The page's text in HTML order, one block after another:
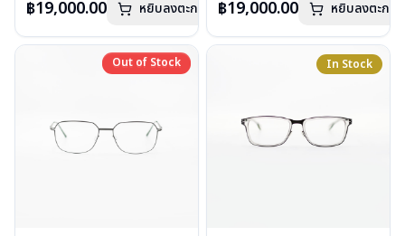
เลนส์ : Demo Lens
น้ำหนัก : 17 กรัม
การรับประกัน : 1 ปี
กรุณาติดต่อเราคลิก
฿19,000.00 หยิบลงตะกร้า
บานพับ : ไม่มีสปริง
อุปกรณ์ : กล่องแว่น, ผ้าเช็ดแว่น
การรับประกัน : 1 ปี
฿19,000.00 หยิบลงตะกร้า
Out of Stock
Out of Stock In Stock